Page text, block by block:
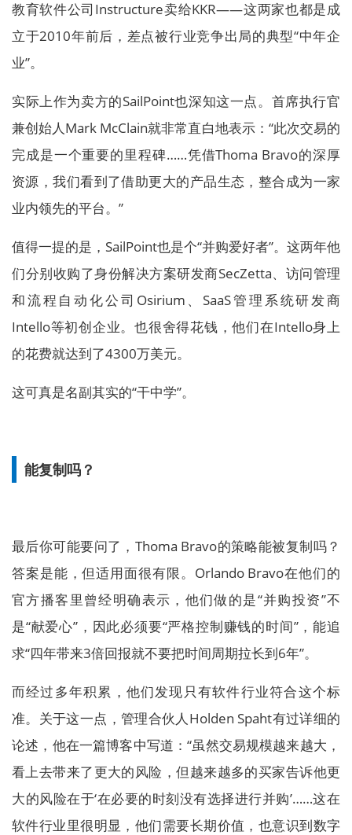
教育软件公司Instructure卖给KKR——这两家也都是成
立于2010年前后，差点被行业竞争出局的典型“中年企
业”。
实际上作为卖方的SailPoint也深知这一点。首席执行官
兼创始人Mark McClain就非常直白地表示：“此次交易的
完成是一个重要的里程碑……凭借Thoma Bravo的深厚
资源，我们看到了借助更大的产品生态，整合成为一家
业内领先的平台。”
值得一提的是，SailPoint也是个“并购爱好者”。这两年他
们分别收购了身份解决方案研发商SecZetta、访问管理
和流程自动化公司Osirium、SaaS管理系统研发商
Intello等初创企业。也很舍得花钱，他们在Intello身上
的花费就达到了4300万美元。
这可真是名副其实的“干中学”。
能复制吗？
最后你可能要问了，Thoma Bravo的策略能被复制吗？
答案是能，但适用面很有限。Orlando Bravo在他们的
官方播客里曾经明确表示，他们做的是“并购投资”不
是“献爱心”，因此必须要“严格控制赚钱的时间”，能追
求“四年带来3倍回报就不要把时间周期拉长到6年”。
而经过多年积累，他们发现只有软件行业符合这个标
准。关于这一点，管理合伙人Holden Spaht有过详细的
论述，他在一篇博客中写道：“虽然交易规模越来越大，
看上去带来了更大的风险，但越来越多的买家告诉他更
大的风险在于‘在必要的时刻没有选择进行并购’……这在
软件行业里很明显，他们需要长期价值，也意识到数字